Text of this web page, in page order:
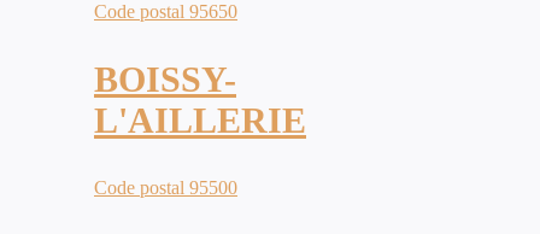
Code postal 95650
BOISSY-
L'AILLERIE
Code postal 95500